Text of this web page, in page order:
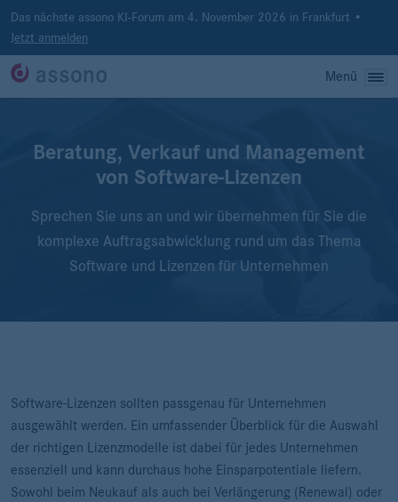
Das nächste assono KI-Forum am 4. November 2026 in Frankfurt •
Jetzt anmelden
Menü
Beratung, Verkauf und Management
von Software-Lizenzen
Sprechen Sie uns an und wir übernehmen für Sie die
komplexe Auftragsabwicklung rund um das Thema
Software und Lizenzen für Unternehmen
Software-Lizenzen sollten passgenau für Unternehmen
ausgewählt werden. Ein umfassender Überblick für die Auswahl
der richtigen Lizenzmodelle ist dabei für jedes Unternehmen
essenziell und kann durchaus hohe Einsparpotentiale liefern.
Sowohl beim Neukauf als auch bei Verlängerung (Renewal) oder